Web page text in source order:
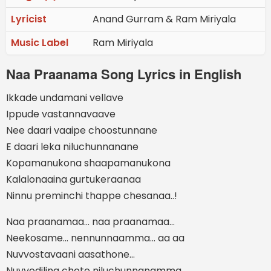
Lyricist
Anand Gurram & Ram Miriyala
Music Label
Ram Miriyala
Naa Praanama Song Lyrics in English
Ikkade undamani vellave
Ippude vastannavaave
Nee daari vaaipe choostunnane
E daari leka niluchunnanane
Kopamanukona shaapamanukona
Kalalonaaina gurtukeraanaa
Ninnu preminchi thappe chesanaa..!
Naa praanamaa… naa praanamaa…
Neekosame… nennunnaamma… aa aa
Nuvvostavaani aasathone…